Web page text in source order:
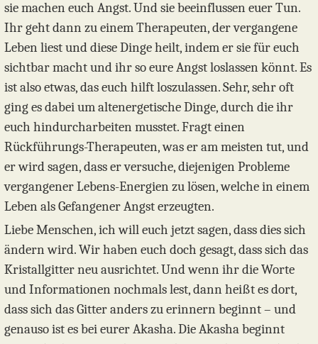
sie machen euch Angst. Und sie beeinflussen euer Tun.
Ihr geht dann zu einem Therapeuten, der vergangene
Leben liest und diese Dinge heilt, indem er sie für euch
sichtbar macht und ihr so eure Angst loslassen könnt. Es
ist also etwas, das euch hilft loszulassen. Sehr, sehr oft
ging es dabei um altenergetische Dinge, durch die ihr
euch hindurcharbeiten musstet. Fragt einen
Rückführungs-Therapeuten, was er am meisten tut, und
er wird sagen, dass er versuche, diejenigen Probleme
vergangener Lebens-Energien zu lösen, welche in einem
Leben als Gefangener Angst erzeugten.
Liebe Menschen, ich will euch jetzt sagen, dass dies sich
ändern wird. Wir haben euch doch gesagt, dass sich das
Kristallgitter neu ausrichtet. Und wenn ihr die Worte
und Informationen nochmals lest, dann heißt es dort,
dass sich das Gitter anders zu erinnern beginnt – und
genauso ist es bei eurer Akasha. Die Akasha beginnt